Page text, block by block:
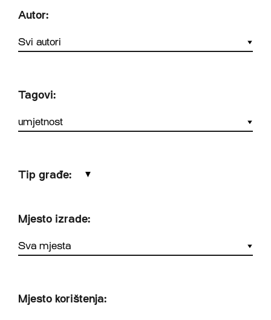
Autor:
Tagovi:
Tip građe: ▼
Mjesto izrade:
Mjesto korištenja: